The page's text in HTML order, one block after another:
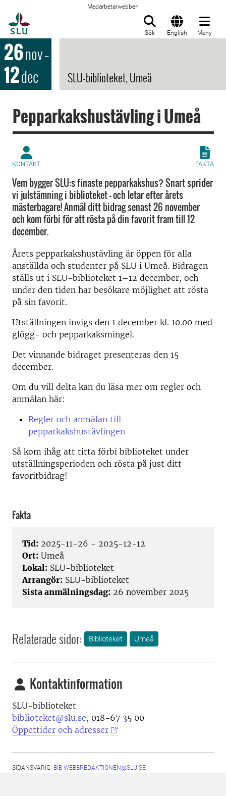
Medarbetarwebben
Sök English Meny
26nov–
12dec SLU-biblioteket, Umeå
Pepparkakshustävling i Umeå
KONTAKT FAKTA
Vem bygger SLU:s finaste pepparkakshus? Snart sprider
vi julstämning i biblioteket – och letar efter årets
mästerbagare! Anmäl ditt bidrag senast 26 november
och kom förbi för att rösta på din favorit fram till 12
december.
Årets pepparkakshustävling är öppen för alla
anställda och studenter på SLU i Umeå. Bidragen
ställs ut i SLU-biblioteket 1–12 december, och
under den tiden har besökare möjlighet att rösta
på sin favorit.
Utställningen invigs den 1 december kl. 10.00 med
glögg- och pepparkaksmingel.
Det vinnande bidraget presenteras den 15
december.
Om du vill delta kan du läsa mer om regler och
anmälan här:
Regler och anmälan till
pepparkakshustävlingen
Så kom ihåg att titta förbi biblioteket under
utställningsperioden och rösta på just ditt
favoritbidrag!
Fakta
Tid: 2025-11-26 - 2025-12-12
Ort: Umeå
Lokal: SLU-biblioteket
Arrangör: SLU-biblioteket
Sista anmälningsdag: 26 november 2025
Relaterade sidor: Biblioteket Umeå
Kontaktinformation
SLU-biblioteket
biblioteket@slu.se, 018-67 35 00
Öppettider och adresser
SIDANSVARIG: BIB-WEBBREDAKTIONEN@SLU.SE